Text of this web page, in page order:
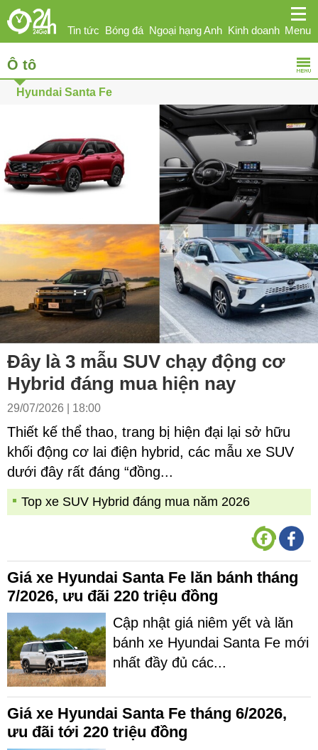
Menu
Tin tức Bóng đá Ngoại hạng Anh Kinh doanh
Phái đẹp
Ô tô
Hyundai Santa Fe
Đây là 3 mẫu SUV chạy động cơ
Hybrid đáng mua hiện nay
29/07/2026 | 18:00
Thiết kế thể thao, trang bị hiện đại lại sở hữu
khối động cơ lai điện hybrid, các mẫu xe SUV
dưới đây rất đáng “đồng...
Top xe SUV Hybrid đáng mua năm 2026
Giá xe Hyundai Santa Fe lăn bánh tháng
7/2026, ưu đãi 220 triệu đồng
Cập nhật giá niêm yết và lăn
bánh xe Hyundai Santa Fe mới
nhất đầy đủ các...
Giá xe Hyundai Santa Fe tháng 6/2026,
ưu đãi tới 220 triệu đồng